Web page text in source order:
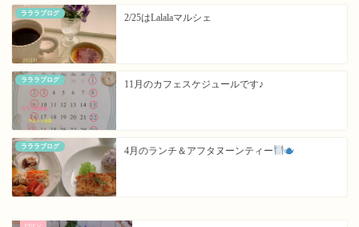
ラララブログ 2/25はLalalaマルシェ
ラララブログ 11月のカフェスケジュールです♪
ラララブログ 4月のランチ＆アフタヌーンティー